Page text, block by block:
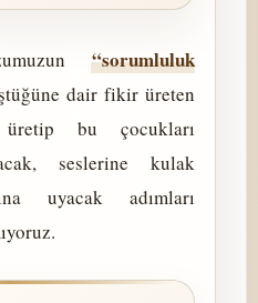
“sorumluluk
dair fikir üreten
bu çocukları
seslerine kulak
uyacak adımları